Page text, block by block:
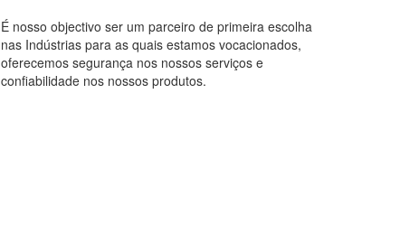
É nosso objectivo ser um parceiro de primeira escolha
nas Indústrias para as quais estamos vocacionados,
oferecemos segurança nos nossos serviços e
confiabilidade nos nossos produtos.